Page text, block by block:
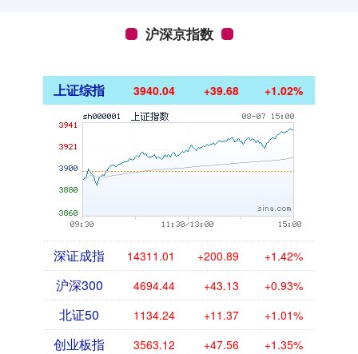
沪深京指数
上证综指 3940.04 +39.68 +1.02%
深证成指 14311.01 +200.89 +1.42%
沪深300 4694.44 +43.13 +0.93%
北证50 1134.24 +11.37 +1.01%
创业板指 3563.12 +47.56 +1.35%